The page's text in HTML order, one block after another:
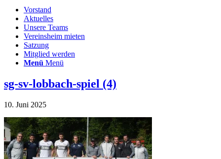
Vorstand
Aktuelles
Unsere Teams
Vereinsheim mieten
Satzung
Mitglied werden
Menü Menü
sg-sv-lobbach-spiel (4)
10. Juni 2025